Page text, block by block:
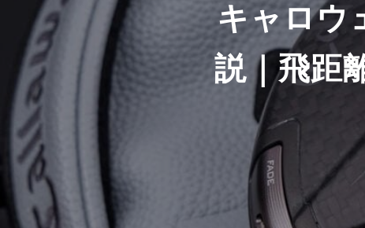
キャロウ
説｜飛距
REVIEWS 製品レビュー
DRIVERS ドライバー
FAIRWAY WOODS フェアウェイウッド
HYBRIDS
IRONS
WEDGES ウェッジ
PUTTERS パター